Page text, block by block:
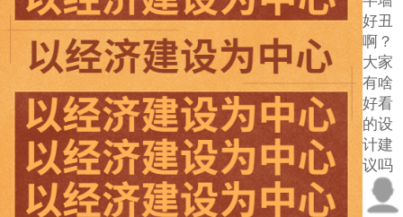
好丑
啊？
大家
有啥
好看
的设
计建
议吗